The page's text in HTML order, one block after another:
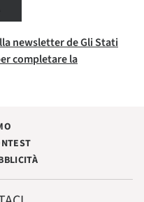
newsletter de Gli Stati
completare la